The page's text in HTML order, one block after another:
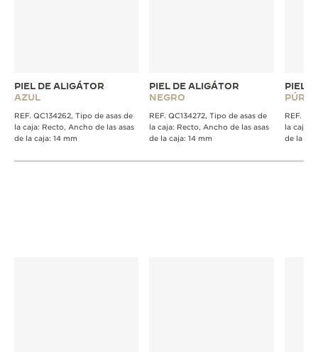
PIEL DE ALIGÁTOR
AZUL
REF. QC134262, Tipo de asas de
la caja: Recto, Ancho de las asas
de la caja: 14 mm
PIEL DE ALIGÁTOR
NEGRO
REF. QC134272, Tipo de asas de
la caja: Recto, Ancho de las asas
de la caja: 14 mm
PIEL
REF.
la caja:
de la